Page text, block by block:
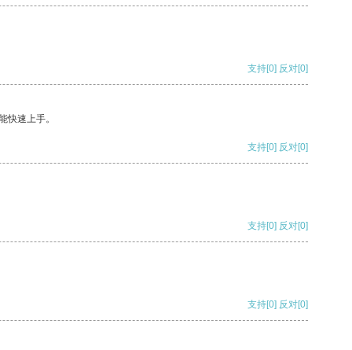
支持[0] 反对[0]
快速上手。
支持[0] 反对[0]
支持[0] 反对[0]
支持[0] 反对[0]